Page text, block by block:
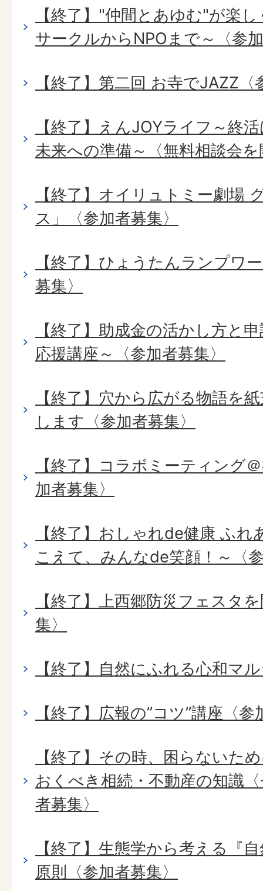
【終了】"仲間とあゆむ"が楽
サークルからNPOまで～〈参
【終了】第二回 お寺でJAZZ〈
【終了】えんJOYライフ～終
未来への準備～〈無料相談会
【終了】オイリュトミー劇場
ス」〈参加者募集〉
【終了】ひょうたんランプワ
募集〉
【終了】助成金の活かし方と
応援講座～〈参加者募集〉
【終了】穴から広がる物語を
します〈参加者募集〉
【終了】コラボミーティング
加者募集〉
【終了】おしゃれde健康 ふ
こえて、みんなde笑顔！～〈
【終了】上西郷防災フェスタ
集〉
【終了】自然にふれる心和マ
【終了】広報の”コツ”講座〈
【終了】その時、困らないた
おくべき相続・不動産の知識
者募集〉
【終了】生態学から考える『
原則〈参加者募集〉